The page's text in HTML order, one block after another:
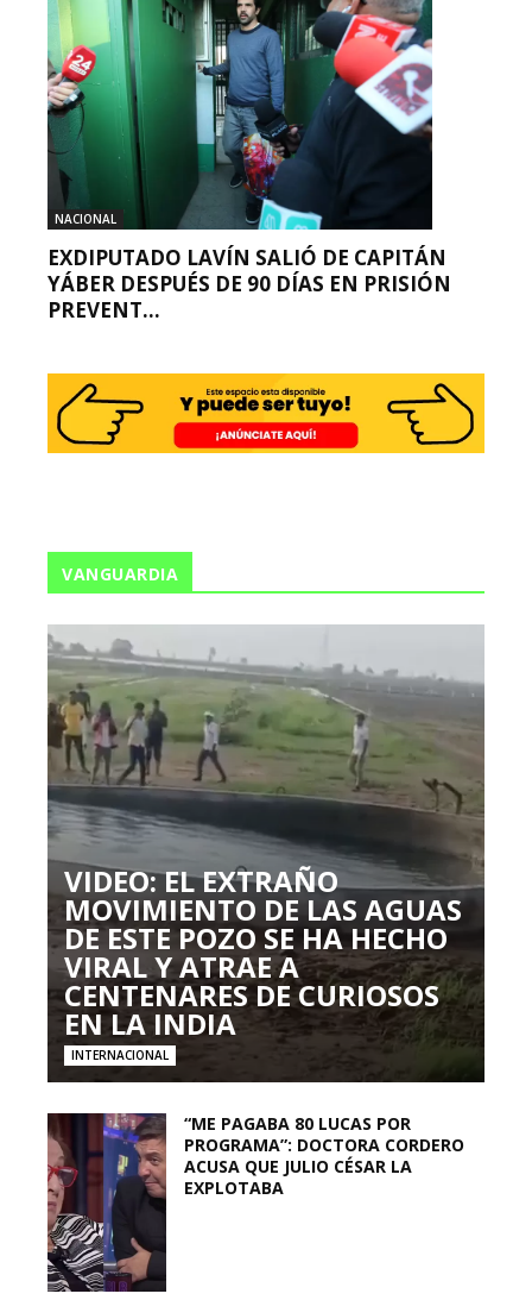
NACIONAL
EXDIPUTADO LAVÍN SALIÓ DE CAPITÁN
YÁBER DESPUÉS DE 90 DÍAS EN PRISIÓN
PREVENT...
VANGUARDIA
VIDEO: EL EXTRAÑO
MOVIMIENTO DE LAS AGUAS
DE ESTE POZO SE HA HECHO
VIRAL Y ATRAE A
CENTENARES DE CURIOSOS
EN LA INDIA
INTERNACIONAL
“ME PAGABA 80 LUCAS POR
PROGRAMA”: DOCTORA CORDERO
ACUSA QUE JULIO CÉSAR LA
EXPLOTABA